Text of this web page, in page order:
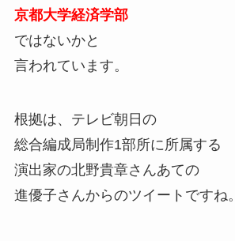
京都大学経済学部
ではないかと
言われています。
根拠は、テレビ朝日の
総合編成局制作1部所に所属する
演出家の北野貴章さんあての
進優子さんからのツイートですね。